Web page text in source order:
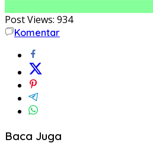
Post Views: 934
Komentar
Baca Juga